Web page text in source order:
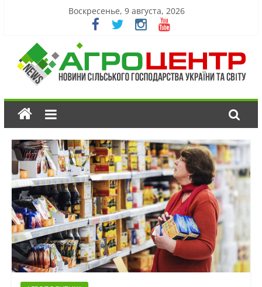
Воскресенье, 9 августа, 2026